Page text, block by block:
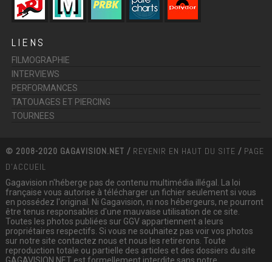
LIENS
FILMOGRAPHIE
INTERVIEWS
PERFORMANCES
TATOUAGES ET PIERCING
TOURNEES
© 2008-2020 GAGAVISION.NET / REVENIR EN HAUT DU SITE / PAGE
D'ACCUEIL
Gagavision n'héberge pas de contenu multimédia illégal. La loi
française vous autorise à télécharger un fichier seulement si vous
en possédez l'original. Ni Gagavision, ni nos hébergeurs, ne pourront
être tenus responsables d'une mauvaise utilisation de ce site.
Toutes les photos publiées sur GGV appartiennent a leurs
propriétaires respectifs. Si vous ne souhaitez pas voir vos photos
sur notre site contactez nous et nous les retirerons. Toute
reproduction totale ou partielle des articles et des dossiers du site